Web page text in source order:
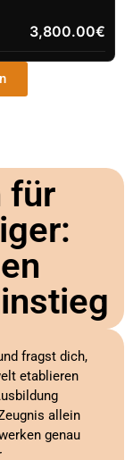
3,800.00€
für
fragst dich,
etablieren
allein
genau